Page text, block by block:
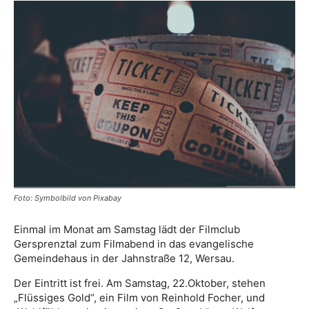
Foto: Symbolbild von Pixabay
Einmal im Monat am Samstag lädt der Filmclub
Gersprenztal zum Filmabend in das evangelische
Gemeindehaus in der Jahnstraße 12, Wersau.
Der Eintritt ist frei. Am Samstag, 22.Oktober, stehen
„Flüssiges Gold“, ein Film von Reinhold Focher, und